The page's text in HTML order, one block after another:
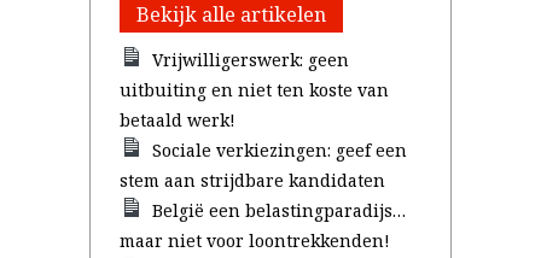
Bekijk alle artikelen
Vrijwilligerswerk: geen
uitbuiting en niet ten koste van
betaald werk!
Sociale verkiezingen: geef een
stem aan strijdbare kandidaten
België een belastingparadijs…
maar niet voor loontrekkenden!